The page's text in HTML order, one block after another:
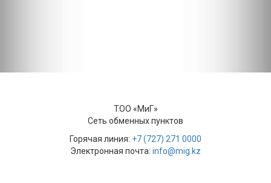
ТОО «МиГ»
Сеть обменных пунктов
Горячая линия: +7 (727) 271 0000
Электронная почта: info@mig.kz